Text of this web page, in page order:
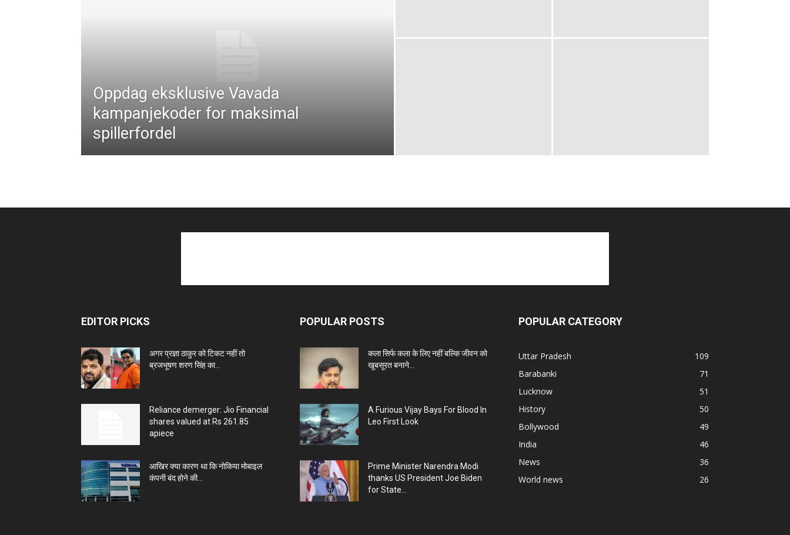
Oppdag eksklusive Vavada
kampanjekoder for maksimal
spillerfordel
EDITOR PICKS
अगर प्रज्ञा ठाकुर को टिकट नहीं तो
ब्रजभूषण शरण सिंह का...
Reliance demerger: Jio Financial
shares valued at Rs 261.85
apiece
आखिर क्या कारण था कि नोकिया मोबाइल
कंपनी बंद होने की...
POPULAR POSTS
कला सिर्फ कला के लिए नहीं बल्कि जीवन को
खूबसूरत बनाने...
A Furious Vijay Bays For Blood In
Leo First Look
Prime Minister Narendra Modi
thanks US President Joe Biden
for State...
POPULAR CATEGORY
Uttar Pradesh
109
Barabanki
71
Lucknow
51
History
50
Bollywood
49
India
46
News
36
World news
26